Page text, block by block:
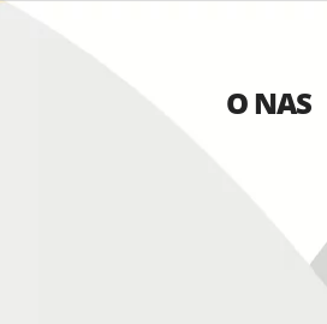
O NAS